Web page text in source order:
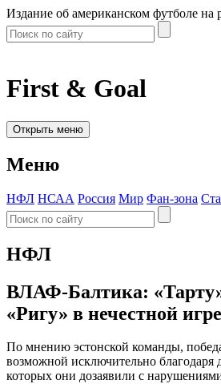
Издание об американском футболе на
First & Goal
Открыть меню
Меню
НФЛ НСАА Россия Мир Фан-зона
НФЛ
ВЛАФ-Балтика:
«Ригу» в нечестной игре
По мнению эстонской команды,
возможной исключительно благодаря
которых они дозаявили с